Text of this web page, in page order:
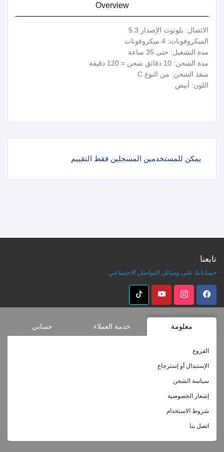
Overview
الاتصال: بلوتوث الإصدار 5.3
الميكروفونات: 4 ميكروفونات
مدة التشغيل: حتى 35 ساعة
مدة الشحن: 10 دقائق شحن = 120 دقيقة
منفذ الشحن: من النوع C
اللون: أبيض
يمكن للمستخدمين المسجلين فقط التقييم
تابعنا
حساباتنا على وسائل التواصل الاجتماعي
معلومة خدمة العملاء حسابي
الفروع
الإستبدال أو إسترجاع
سياسة الشحن
إشعار الخصوصية
شروط الاستخدام
اتصل بنا